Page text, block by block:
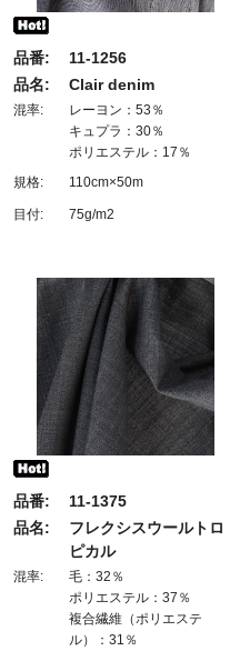
品番:
11-1256
品名:
Clair denim
混率:
レーヨン：53％
キュプラ：30％
ポリエステル：17％
規格:
110cm×50m
目付: 75g/m2
品番:
11-1375
品名:
フレクシスウールトロ
ピカル
混率:
毛：32％
ポリエステル：37％
複合繊維（ポリエステ
ル）：31％